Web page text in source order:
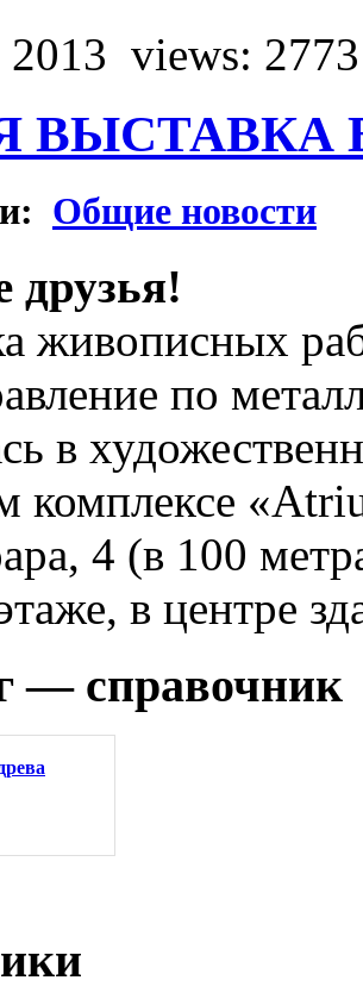
views: 2773
ВЫСТАВКА В
Общие новости
друзья!
живописных
по
в
комплексе
4 (в 100
в центре
— справочник